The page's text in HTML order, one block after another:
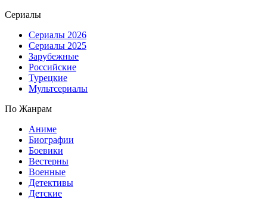
Сериалы
Сериалы 2026
Сериалы 2025
Зарубежные
Российские
Турецкие
Мультсериалы
По Жанрам
Аниме
Биографии
Боевики
Вестерны
Военные
Детективы
Детские